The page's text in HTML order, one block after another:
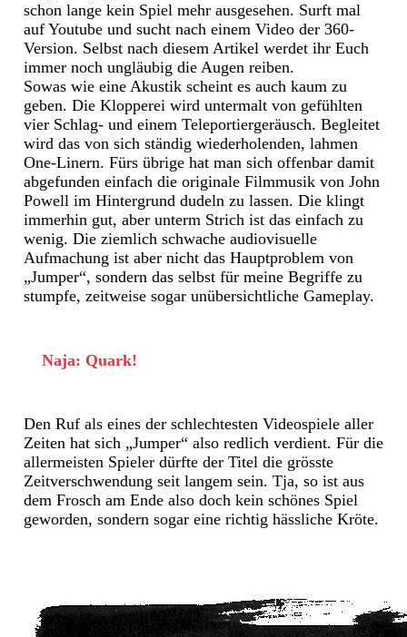
schon lange kein Spiel mehr ausgesehen. Surft mal
auf Youtube und sucht nach einem Video der 360-
Version. Selbst nach diesem Artikel werdet ihr Euch
immer noch ungläubig die Augen reiben.
Sowas wie eine Akustik scheint es auch kaum zu
geben. Die Klopperei wird untermalt von gefühlten
vier Schlag- und einem Teleportiergeräusch. Begleitet
wird das von sich ständig wiederholenden, lahmen
One-Linern. Fürs übrige hat man sich offenbar damit
abgefunden einfach die originale Filmmusik von John
Powell im Hintergrund dudeln zu lassen. Die klingt
immerhin gut, aber unterm Strich ist das einfach zu
wenig. Die ziemlich schwache audiovisuelle
Aufmachung ist aber nicht das Hauptproblem von
„Jumper“, sondern das selbst für meine Begriffe zu
stumpfe, zeitweise sogar unübersichtliche Gameplay.
Naja: Quark!
Den Ruf als eines der schlechtesten Videospiele aller
Zeiten hat sich „Jumper“ also redlich verdient. Für die
allermeisten Spieler dürfte der Titel die grösste
Zeitverschwendung seit langem sein. Tja, so ist aus
dem Frosch am Ende also doch kein schönes Spiel
geworden, sondern sogar eine richtig hässliche Kröte.